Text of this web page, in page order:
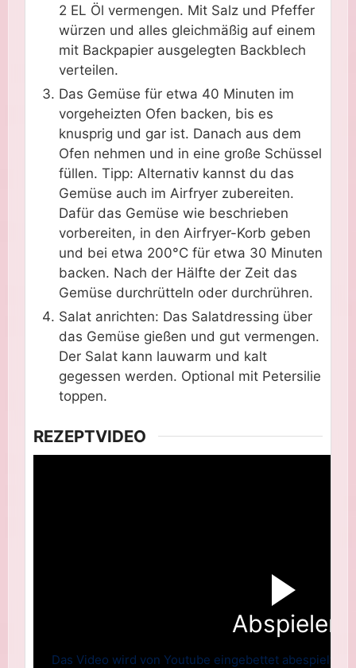
2 EL Öl vermengen. Mit Salz und Pfeffer
würzen und alles gleichmäßig auf einem
mit Backpapier ausgelegten Backblech
verteilen.
Das Gemüse für etwa 40 Minuten im
vorgeheizten Ofen backen, bis es
knusprig und gar ist. Danach aus dem
Ofen nehmen und in eine große Schüssel
füllen. Tipp: Alternativ kannst du das
Gemüse auch im Airfryer zubereiten.
Dafür das Gemüse wie beschrieben
vorbereiten, in den Airfryer-Korb geben
und bei etwa 200°C für etwa 30 Minuten
backen. Nach der Hälfte der Zeit das
Gemüse durchrütteln oder durchrühren.
Salat anrichten: Das Salatdressing über
das Gemüse gießen und gut vermengen.
Der Salat kann lauwarm und kalt
gegessen werden. Optional mit Petersilie
toppen.
REZEPTVIDEO
Abspielen
Das Video wird von Youtube eingebettet abespielt.